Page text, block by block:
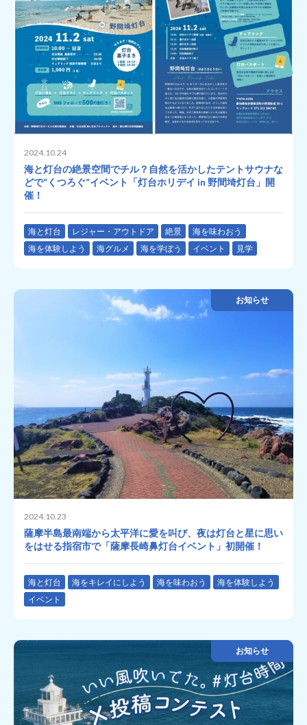
2024.10.24
海と灯台の絶景空間でチル？自然を活かしたテントサウナな
どで“くつろぐ”イベント「灯台ホリデイ in 野間埼灯台」開
催！
海と灯台 レジャー・アウトドア 絶景
海を味わおう
海を体験しよう
海グルメ 海を学ぼう イベント 見学
お知らせ
2024.10.23
薩摩半島最南端から太平洋に愛を叫び、夜は灯台と星に思い
をはせる指宿市で「薩摩長崎鼻灯台イベント」初開催！
海と灯台 海をキレイにしよう 海を味わおう
海を体験しよう
イベント
お知らせ